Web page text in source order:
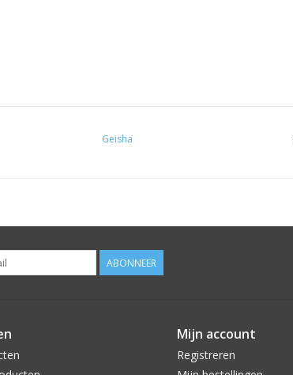
Geisha
ABONNEER
Mijn account
Registreren